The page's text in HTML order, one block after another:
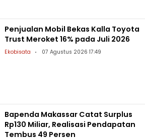
Penjualan Mobil Bekas Kalla Toyota
Trust Meroket 16% pada Juli 2026
Ekobisata 07 Agustus 2026 17:49
Bapenda Makassar Catat Surplus
Rp130 Miliar, Realisasi Pendapatan
Tembus 49 Persen